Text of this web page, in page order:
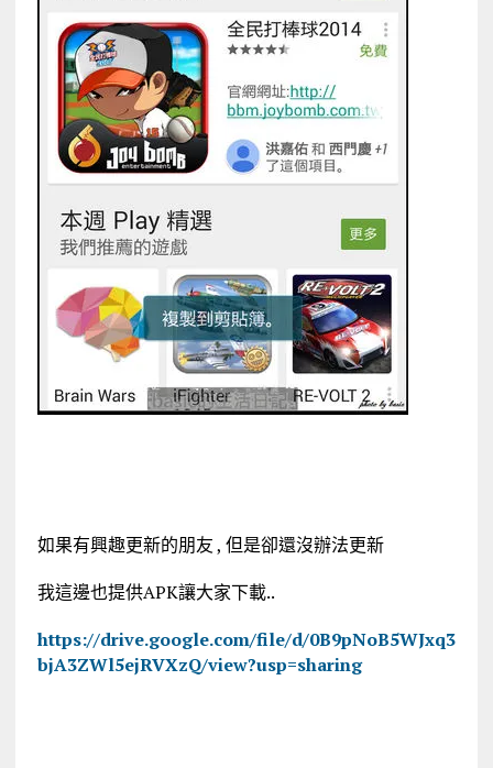
如果有興趣更新的朋友 , 但是卻還沒辦法更新
我這邊也提供APK讓大家下載..
https://drive.google.com/file/d/0B9pNoB5WJxq3
bjA3ZWl5ejRVXzQ/view?usp=sharing